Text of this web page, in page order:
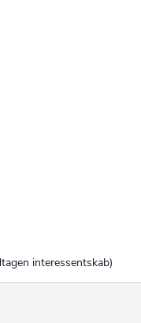
interessent­skab)